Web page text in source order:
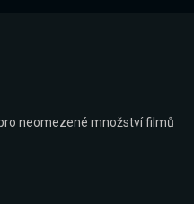
neomezené množství filmů